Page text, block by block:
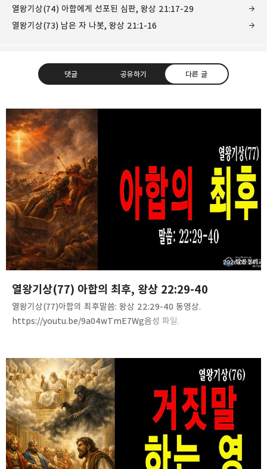
열왕기상(74) 아합에게 선포된 심판, 왕상 21:17-29
열왕기상(73) 남은 자 나봇, 왕상 21:1-16
댓글 공유하기 다른 글
❏말씀침례교회 ❏AV1611.net ❏Peter
Yoon
Graceful, Wonderful, Powerful, Inspirational
preaching!!
구독하기
구독하기 라인 트위터
카카오스토리 네이버 블로그
열왕기상(77) 아합의 최후, 왕상 22:29-40
2026.05.24
열왕기상(77)아합의 최후말씀: 왕상 22:29-40 동영상.
https://youtu.be/9a04wTmE7Wg음성 파일.